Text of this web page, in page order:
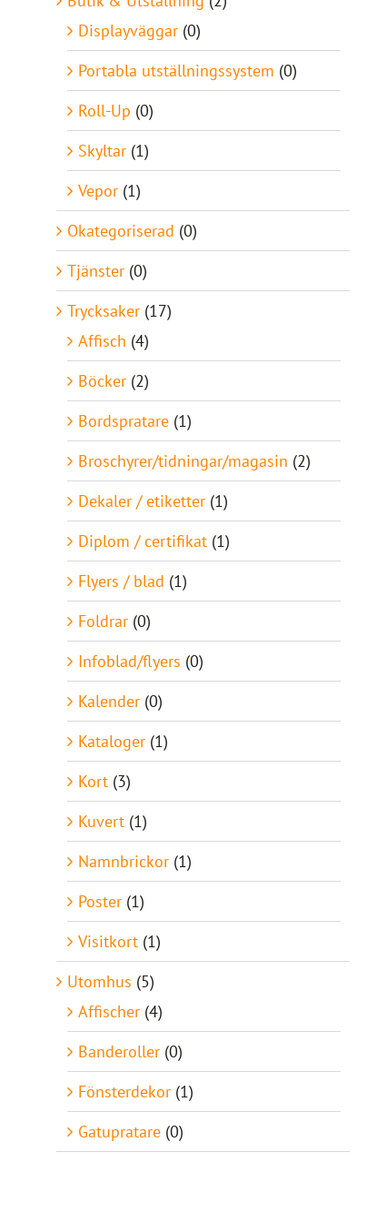
Displayväggar (0)
Portabla utställningssystem (0)
Roll-Up (0)
Skyltar (1)
Vepor (1)
Okategoriserad (0)
Tjänster (0)
Trycksaker (17)
Affisch (4)
Böcker (2)
Bordspratare (1)
Broschyrer/tidningar/magasin (2)
Dekaler / etiketter (1)
Diplom / certifikat (1)
Flyers / blad (1)
Foldrar (0)
Infoblad/flyers (0)
Kalender (0)
Kataloger (1)
Kort (3)
Kuvert (1)
Namnbrickor (1)
Poster (1)
Visitkort (1)
Utomhus (5)
Affischer (4)
Banderoller (0)
Fönsterdekor (1)
Gatupratare (0)